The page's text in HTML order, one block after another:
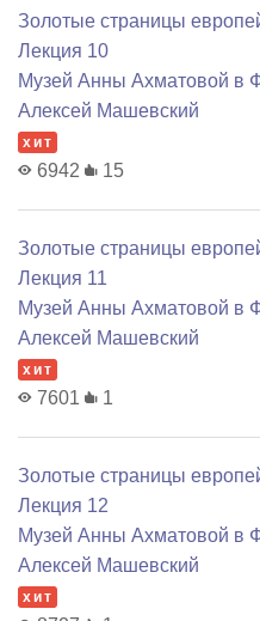
Золотые страницы
Лекция 10
Музей Анны Ахматовой в
Алексей Машевский
хит
6942 15
Золотые страницы
Лекция 11
Музей Анны Ахматовой в
Алексей Машевский
хит
7601 1
Золотые страницы
Лекция 12
Музей Анны Ахматовой в
Алексей Машевский
хит